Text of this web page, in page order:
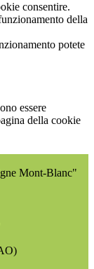
consentire.
della
potete
essere
della cookie
Mont-Blanc"